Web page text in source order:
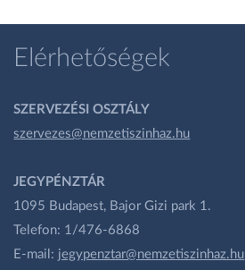
Elérhetőségek
SZERVEZÉSI OSZTÁLY
szervezes@nemzetiszinhaz.hu
JEGYPÉNZTÁR
1095 Budapest, Bajor Gizi park 1.
Telefon: 1/476-6868
E-mail: jegypenztar@nemzetiszinhaz.hu